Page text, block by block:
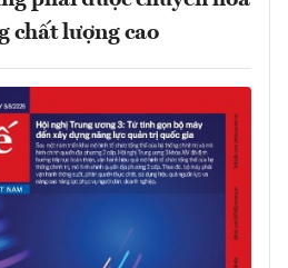
chất lượng cao